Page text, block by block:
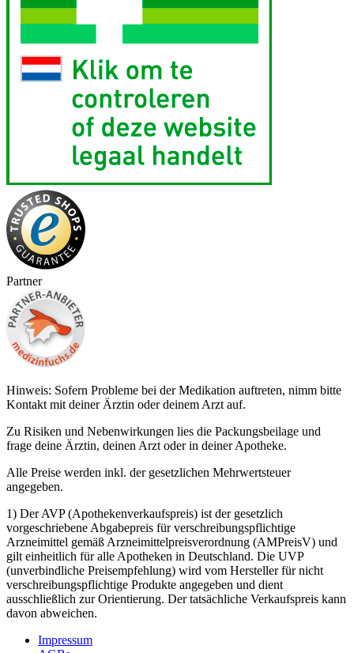
Partner
Hinweis: Sofern Probleme bei der Medikation auftreten, nimm bitte
Kontakt mit deiner Ärztin oder deinem Arzt auf.
Zu Risiken und Nebenwirkungen lies die Packungsbeilage und
frage deine Ärztin, deinen Arzt oder in deiner Apotheke.
Alle Preise werden inkl. der gesetzlichen Mehrwertsteuer
angegeben.
1) Der AVP (Apothekenverkaufspreis) ist der gesetzlich
vorgeschriebene Abgabepreis für verschreibungspflichtige
Arzneimittel gemäß Arzneimittelpreisverordnung (AMPreisV) und
gilt einheitlich für alle Apotheken in Deutschland. Die UVP
(unverbindliche Preisempfehlung) wird vom Hersteller für nicht
verschreibungspflichtige Produkte angegeben und dient
ausschließlich zur Orientierung. Der tatsächliche Verkaufspreis kann
davon abweichen.
Impressum